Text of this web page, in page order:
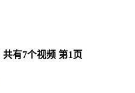
共有7个视频 第1 页